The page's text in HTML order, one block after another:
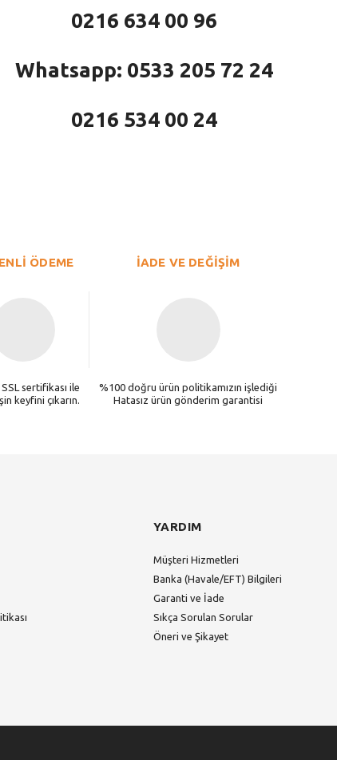
0216 634 00 96
Whatsapp: 0533 205 72 24
0216 534 00 24
ÖDEME
sertifikası ile
keyfini çıkarın.
İADE VE DEĞİŞİM
%100 doğru ürün politikamızın işlediği
Hatasız ürün gönderim garantisi
YARDIM
Müşteri Hizmetleri
Banka (Havale/EFT) Bilgileri
Garanti ve İade
Sıkça Sorulan Sorular
Öneri ve Şikayet